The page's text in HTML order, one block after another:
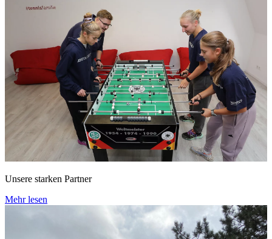
Unsere starken Partner
Mehr lesen